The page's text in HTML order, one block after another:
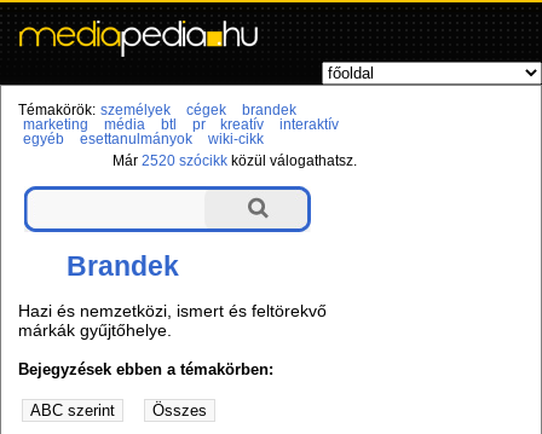
Témakörök: személyek cégek
brandek
marketing
média btl pr kreatív
interaktív
egyéb
esettanulmányok
wiki-cikk
Már2520 szócikk közül válogathatsz.
Brandek
Hazi és nemzetközi, ismert és feltörekvő
márkák gyűjtőhelye.
Bejegyzések ebben a témakörben: